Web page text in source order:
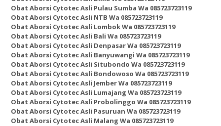
Obat Aborsi Cytotec Asli Pulau Sumba Wa 085723723119
Obat Aborsi Cytotec Asli NTB Wa 085723723119
Obat Aborsi Cytotec Asli Lombok Wa 085723723119
Obat Aborsi Cytotec Asli Bali Wa 085723723119
Obat Aborsi Cytotec Asli Denpasar Wa 085723723119
Obat Aborsi Cytotec Asli Banyuwangi Wa 085723723119
Obat Aborsi Cytotec Asli Situbondo Wa 085723723119
Obat Aborsi Cytotec Asli Bondowoso Wa 085723723119
Obat Aborsi Cytotec Asli Jember Wa 085723723119
Obat Aborsi Cytotec Asli Lumajang Wa 085723723119
Obat Aborsi Cytotec Asli Probolinggo Wa 085723723119
Obat Aborsi Cytotec Asli Pasuruan Wa 085723723119
Obat Aborsi Cytotec Asli Malang Wa 085723723119